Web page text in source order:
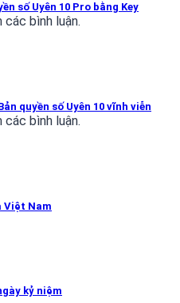
số Uyên 10 Pro bằng Key
bình luận.
quyền số Uyên 10 vĩnh viễn
bình luận.
Việt Nam
kỷ niệm